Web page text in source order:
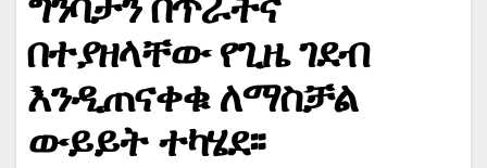
በተያዘላቸው የጊዜ ገደብ
እንዲጠናቀቁ ለማስቻል
ውይይት ተካሄደ፡፡